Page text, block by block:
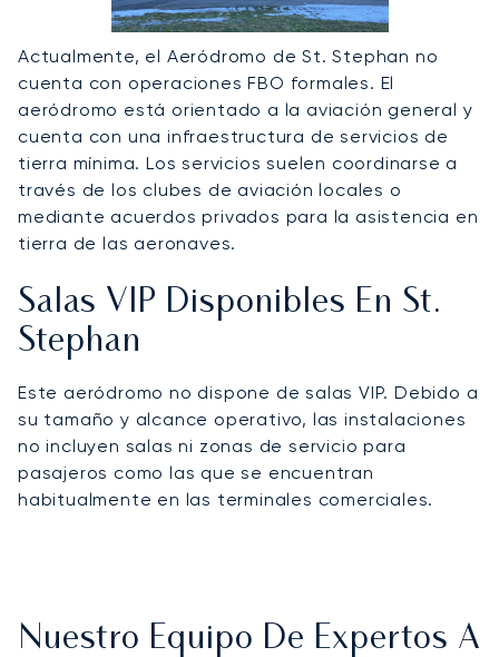
Actualmente, el Aeródromo de St. Stephan no
cuenta con operaciones FBO formales. El
aeródromo está orientado a la aviación general y
cuenta con una infraestructura de servicios de
tierra mínima. Los servicios suelen coordinarse a
través de los clubes de aviación locales o
mediante acuerdos privados para la asistencia en
tierra de las aeronaves.
Salas VIP Disponibles En St.
Stephan
Este aeródromo no dispone de salas VIP. Debido a
su tamaño y alcance operativo, las instalaciones
no incluyen salas ni zonas de servicio para
pasajeros como las que se encuentran
habitualmente en las terminales comerciales.
Nuestro Equipo De Expertos A